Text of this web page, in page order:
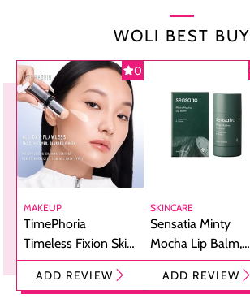
WOLI BEST BUY
0
MAKEUP
TimePhoria
Timeless Fixion Skin
Tint Stick,
Foundation dan
ADD REVIEW
SKINCARE
Sensatia Minty
Mocha Lip Balm,
Pelembap Bibir
dengan Aroma
ADD REVIEW